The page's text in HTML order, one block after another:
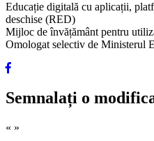
Educație digitală cu aplicații,
deschise (RED)
Mijloc de învățământ pentru
Omologat selectiv de Ministerul
Semnalați o
« »